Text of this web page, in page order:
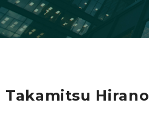
Takamitsu Hirano